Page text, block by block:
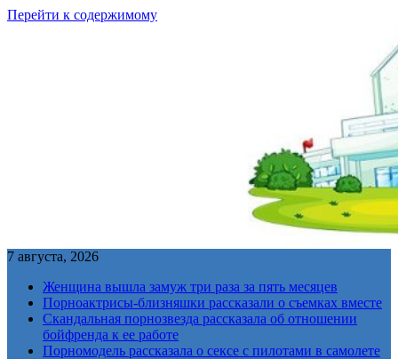
Перейти к содержимому
7 августа, 2026
Женщина вышла замуж три раза за пять месяцев
Порноактрисы-близняшки рассказали о съемках вместе
Скандальная порнозвезда рассказала об отношении
бойфренда к ее работе
Порномодель рассказала о сексе с пилотами в самолете